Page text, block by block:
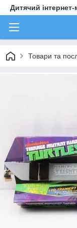
Дитячий
Товари та